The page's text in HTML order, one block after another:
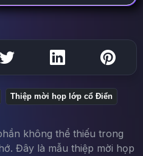
Thiệp mời họp lớp cổ Điển
không thể thiếu trong
Đây là mẫu thiệp mời họp